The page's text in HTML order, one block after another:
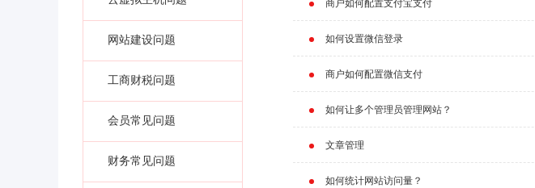
网站建设问题
工商财税问题
会员常见问题
财务常见问题
商户如何配置支付宝支付
如何设置微信登录
商户如何配置微信支付
如何让多个管理员管理网站？
文章管理
如何统计网站访问量？